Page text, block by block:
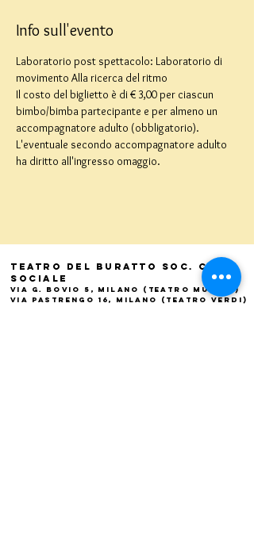
Info sull'evento
Laboratorio post spettacolo: Laboratorio di
movimento Alla ricerca del ritmo
Il costo del biglietto è di € 3,00 per ciascun
bimbo/bimba partecipante e per almeno un
accompagnatore adulto (obbligatorio).
L'eventuale secondo accompagnatore adulto
ha diritto all'ingresso omaggio.
Teatro del Buratto Soc. Coop
sociale
Via G. Bovio 5, Milano (Teatro Munari)
Via Pastrengo 16, Milano (Teatro Verdi)